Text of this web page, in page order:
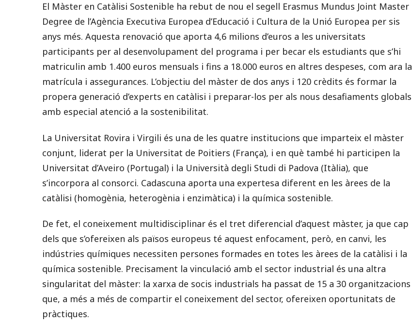
El Màster en Catàlisi Sostenible ha rebut de nou el segell Erasmus Mundus Joint Master
Degree de l’Agència Executiva Europea d’Educació i Cultura de la Unió Europea per sis
anys més. Aquesta renovació que aporta 4,6 milions d’euros a les universitats
participants per al desenvolupament del programa i per becar els estudiants que s’hi
matriculin amb 1.400 euros mensuals i fins a 18.000 euros en altres despeses, com ara la
matrícula i assegurances. L’objectiu del màster de dos anys i 120 crèdits és formar la
propera generació d’experts en catàlisi i preparar-los per als nous desafiaments globals
amb especial atenció a la sostenibilitat.
La Universitat Rovira i Virgili és una de les quatre institucions que imparteix el màster
conjunt, liderat per la Universitat de Poitiers (França), i en què també hi participen la
Universitat d’Aveiro (Portugal) i la Università degli Studi di Padova (Itàlia), que
s’incorpora al consorci. Cadascuna aporta una expertesa diferent en les àrees de la
catàlisi (homogènia, heterogènia i enzimàtica) i la química sostenible.
De fet, el coneixement multidisciplinar és el tret diferencial d’aquest màster, ja que cap
dels que s’ofereixen als països europeus té aquest enfocament, però, en canvi, les
indústries químiques necessiten persones formades en totes les àrees de la catàlisi i la
química sostenible. Precisament la vinculació amb el sector industrial és una altra
singularitat del màster: la xarxa de socis industrials ha passat de 15 a 30 organitzacions
que, a més a més de compartir el coneixement del sector, ofereixen oportunitats de
pràctiques.